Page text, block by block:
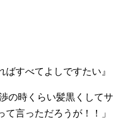
すべてよしですたい』
の時くらい髪黒くしてサ
言っただろうが！！」